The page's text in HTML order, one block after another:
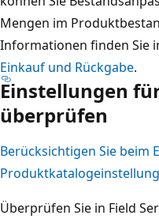
Mengen im
Informationen finden Sie
Einkauf und Rückgabe.
Einstellungen
überprüfen
Berücksichtigen Sie beim
Überprüfen Sie in Field